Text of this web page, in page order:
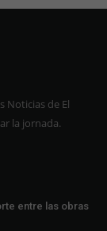
Noticias de El
la jornada.
entre las obras